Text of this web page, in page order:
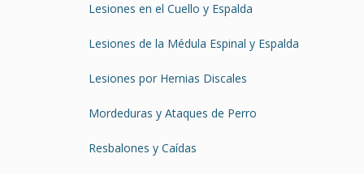
Lesiones en el Cuello y Espalda
Lesiones de la Médula Espinal y Espalda
Lesiones por Hernias Discales
Mordeduras y Ataques de Perro
Resbalones y Caídas